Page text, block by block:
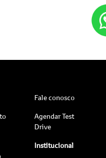
Fale conosco
Agendar Test
Drive
Institucional